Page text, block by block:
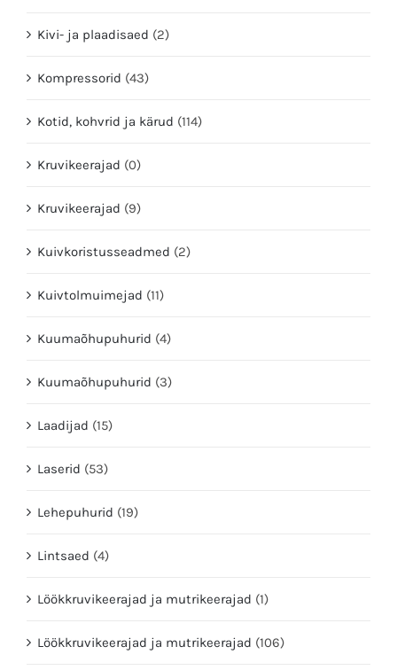
Kivi- ja plaadisaed (2)
Kompressorid (43)
Kotid, kohvrid ja kärud (114)
Kruvikeerajad (0)
Kruvikeerajad (9)
Kuivkoristusseadmed (2)
Kuivtolmuimejad (11)
Kuumaõhupuhurid (4)
Kuumaõhupuhurid (3)
Laadijad (15)
Laserid (53)
Lehepuhurid (19)
Lintsaed (4)
Löökkruvikeerajad ja mutrikeerajad (1)
Löökkruvikeerajad ja mutrikeerajad (106)